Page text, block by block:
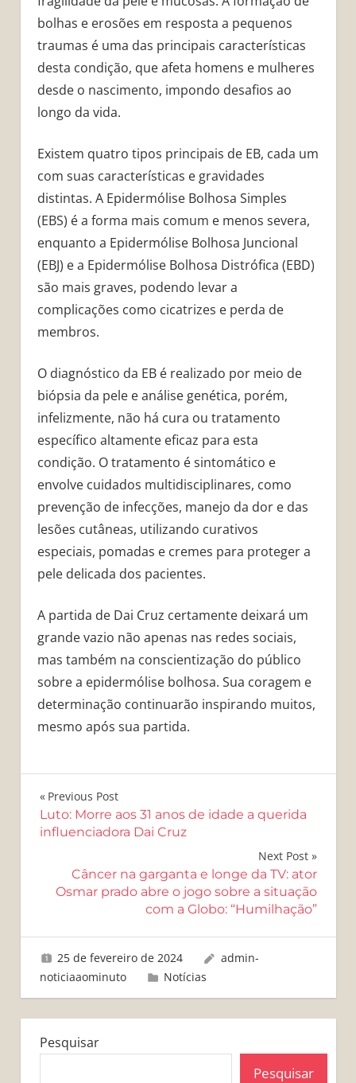
bolhas e erosões em resposta a pequenos
traumas é uma das principais características
desta condição, que afeta homens e mulheres
desde o nascimento, impondo desafios ao
longo da vida.
Existem quatro tipos principais de EB, cada um
com suas características e gravidades
distintas. A Epidermólise Bolhosa Simples
(EBS) é a forma mais comum e menos severa,
enquanto a Epidermólise Bolhosa Juncional
(EBJ) e a Epidermólise Bolhosa Distrófica (EBD)
são mais graves, podendo levar a
complicações como cicatrizes e perda de
membros.
O diagnóstico da EB é realizado por meio de
biópsia da pele e análise genética, porém,
infelizmente, não há cura ou tratamento
específico altamente eficaz para esta
condição. O tratamento é sintomático e
envolve cuidados multidisciplinares, como
prevenção de infecções, manejo da dor e das
lesões cutâneas, utilizando curativos
especiais, pomadas e cremes para proteger a
pele delicada dos pacientes.
A partida de Dai Cruz certamente deixará um
grande vazio não apenas nas redes sociais,
mas também na conscientização do público
sobre a epidermólise bolhosa. Sua coragem e
determinação continuarão inspirando muitos,
mesmo após sua partida.
Navegação
de
Post
Previous Post
Luto: Morre aos 31 anos de idade a querida
influenciadora Dai Cruz
Next Post
Câncer na garganta e longe da TV: ator
Osmar prado abre o jogo sobre a situação
com a Globo: “Humilhação”
25 de fevereiro de 2024
admin-
noticiaaominuto
Notícias
Pesquisar
Pesquisar